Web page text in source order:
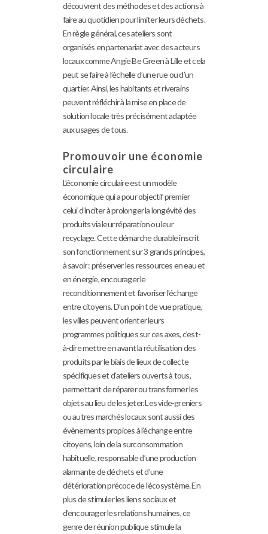
découvrent des méthodes et des actions à
faire au quotidien pour limiter leurs déchets.
En règle général, ces ateliers sont
organisés en partenariat avec des acteurs
locaux comme Angie Be Green à Lille et cela
peut se faire à l’échelle d’une rue ou d’un
quartier. Ainsi, les habitants et riverains
peuvent réfléchir à la mise en place de
solution locale très précisément adaptée
aux usages de tous.
Promouvoir une économie
circulaire
L’économie circulaire est un modèle
économique qui a pour objectif premier
celui d’inciter à prolonger la longévité des
produits via leur réparation ou leur
recyclage. Cette démarche durable inscrit
son fonctionnement sur 3 grands principes,
à savoir : préserver les ressources en eau et
en énergie, encourager le
reconditionnement et favoriser l’échange
entre citoyens. D’un point de vue pratique,
les villes peuvent orienter leurs
programmes politiques sur ces axes, c’est-
à-dire mettre en avant la réutilisation des
produits par le biais de lieux de collecte
spécifiques et d’ateliers ouverts à tous,
permettant de réparer ou transformer les
objets au lieu de les jeter. Les vide-greniers
ou autres marchés locaux sont aussi des
évènements propices à l’échange entre
citoyens, loin de la surconsommation
habituelle, responsable d’une production
alarmante de déchets et d’une
détérioration précoce de l’écosystème. En
plus de stimuler les liens sociaux et
d’encourager les relations humaines, ce
genre de réunion publique stimule la